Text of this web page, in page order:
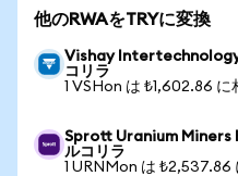
他のRWAをTRYに変換
Vishay
コリラ
1 VSHon は ₺1,602.86 に
Sprott Uranium Miners
ルコリラ
1 URNMon は ₺2,537.86